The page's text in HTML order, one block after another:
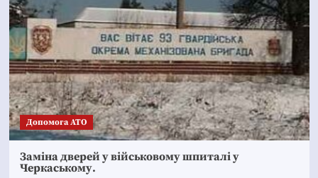
Допомога АТО
Заміна дверей у військовому шпиталі у
Черкаському.